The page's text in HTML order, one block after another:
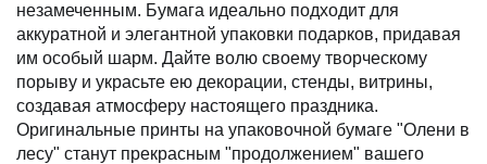
незамеченным. Бумага идеально подходит для
аккуратной и элегантной упаковки подарков, придавая
им особый шарм. Дайте волю своему творческому
порыву и украсьте ею декорации, стенды, витрины,
создавая атмосферу настоящего праздника.
Оригинальные принты на упаковочной бумаге "Олени в
лесу" станут прекрасным "продолжением" вашего